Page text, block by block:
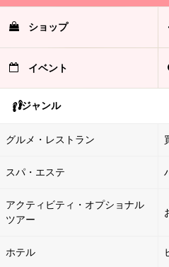
ショップ
イベント
ジャンル
グルメ・レストラン
スパ・エステ
アクティビティ・オプショナル
ツアー
ホテル